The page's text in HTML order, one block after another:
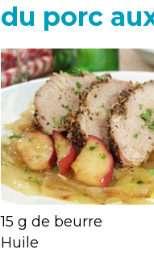
du porc
15 g de beurre
Huile